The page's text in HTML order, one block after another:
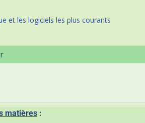
et les logiciels les plus courants
matières: